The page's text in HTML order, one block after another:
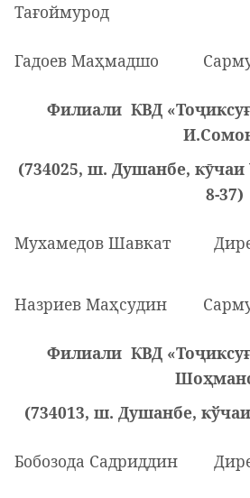
Тағоймурод
Гадоев Маҳмадшо
Филиали КВД
(734025, ш. Душанбе,
8-37)
Мухамедов Шавкат
Назриев Маҳсудин
Филиали КВД
(734013, ш. Душанбе,
Бобозода Садриддин